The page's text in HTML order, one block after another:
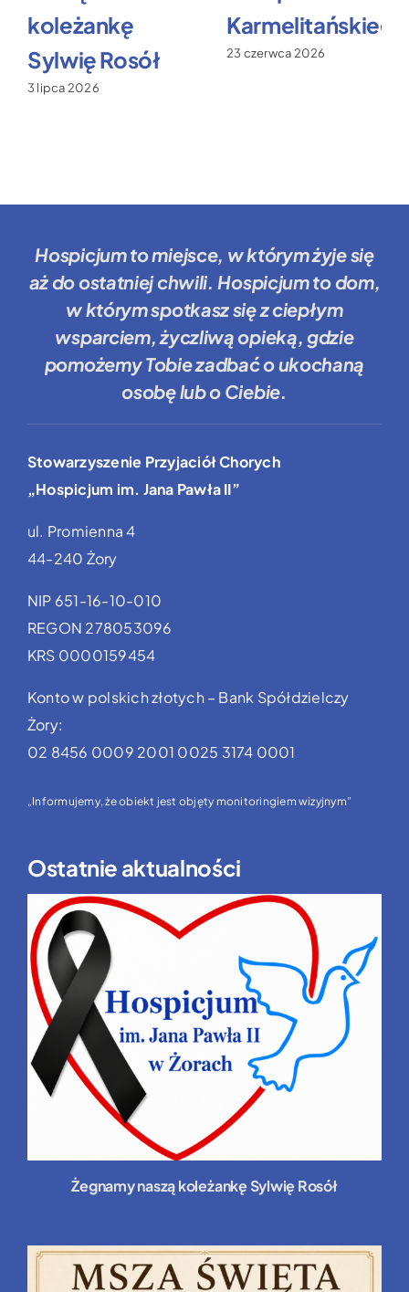
koleżankę
Sylwię Rosół
3 lipca 2026
Karmelitańskiego
23 czerwca 2026
Hospicjum to miejsce, w którym żyje się
aż do ostatniej chwili. Hospicjum to dom,
w którym spotkasz się z ciepłym
wsparciem, życzliwą opieką, gdzie
pomożemy Tobiezadbać o ukochaną
osobę lub o Ciebie.
Stowarzyszenie Przyjaciół Chorych
„Hospicjum im. Jana Pawła II”
ul. Promienna 4
44-240 Żory
NIP 651-16-10-010
REGON 278053096
KRS 0000159454
Konto w polskich złotych – Bank Spółdzielczy
Żory:
02 8456 0009 2001 0025 3174 0001
„Informujemy, że obiekt jest objęty monitoringiem wizyjnym”
Ostatnie aktualności
Żegnamy naszą koleżankę Sylwię Rosół